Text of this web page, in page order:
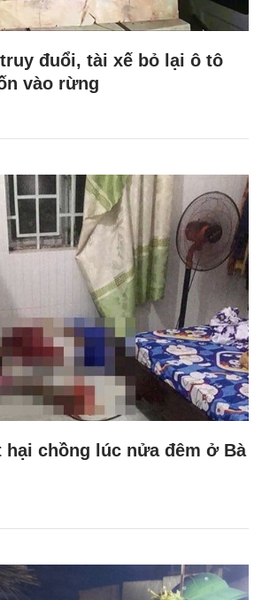
đuổi, tài xế bỏ lại ô tô
vào rừng
hại chồng lúc nửa đêm ở Bà